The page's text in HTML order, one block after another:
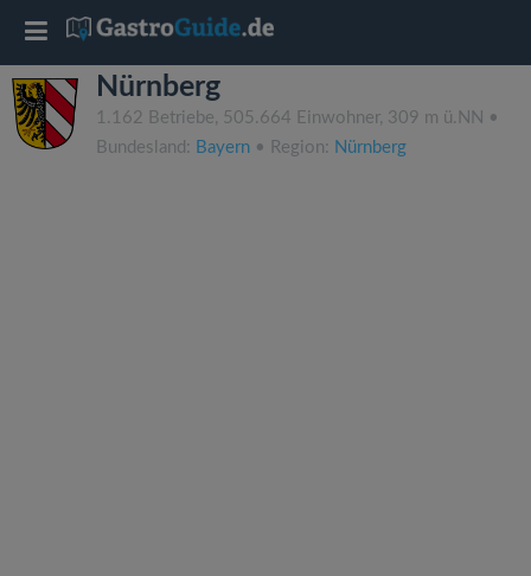
Nürnberg
1.162 Betriebe, 505.664 Einwohner, 309 m ü.NN •
Bundesland: Bayern • Region: Nürnberg
T
o
g